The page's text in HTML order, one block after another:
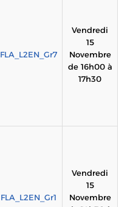
FLA_L2EN_Gr7
Vendredi
15
Novembre
de 16h00 à
17h30
FLA_L2EN_Gr1
Vendredi
15
Novembre